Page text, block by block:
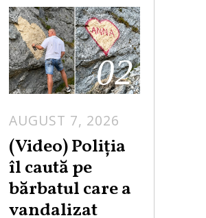
02
AUGUST 7, 2026
U
G
S
(Video) Poliția
îl caută pe
bărbatul care a
vandalizat